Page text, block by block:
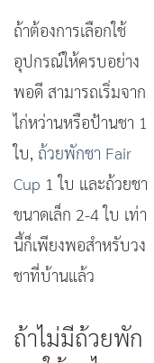
ถ้าต้องการเลือกใช้
อุปกรณ์ให้ครบอย่าง
พอดี สามารถเริ่มจาก
ไก่หว่านหรือป้านชา 1
ใบ, ถ้วยพักชา Fair
Cup 1 ใบ และถ้วยชา
ขนาดเล็ก 2-4 ใบ เท่า
นี้ก็เพียงพอสำหรับวง
ชาที่บ้านแล้ว
ถ้าไม่มีถ้วยพัก